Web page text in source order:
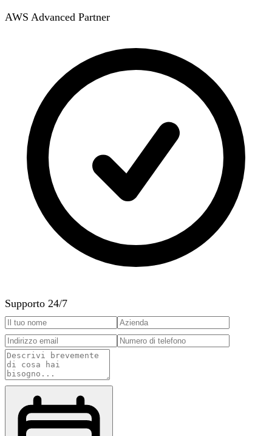
AWS Advanced Partner
Supporto 24/7